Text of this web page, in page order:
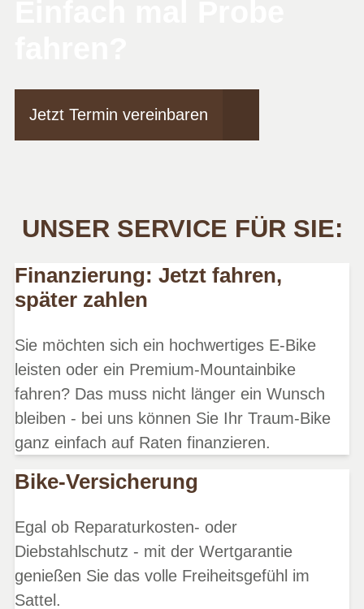
Jetzt Termin vereinbaren
UNSER SERVICE FÜR SIE:
Finanzierung: Jetzt fahren,
später zahlen
Sie möchten sich ein hochwertiges E-Bike
leisten oder ein Premium-Mountainbike
fahren? Das muss nicht länger ein Wunsch
bleiben - bei uns können Sie Ihr Traum-Bike
ganz einfach auf Raten finanzieren.
Bike-Versicherung
Egal ob Reparaturkosten- oder
Diebstahlschutz - mit der Wertgarantie
genießen Sie das volle Freiheitsgefühl im
Sattel.